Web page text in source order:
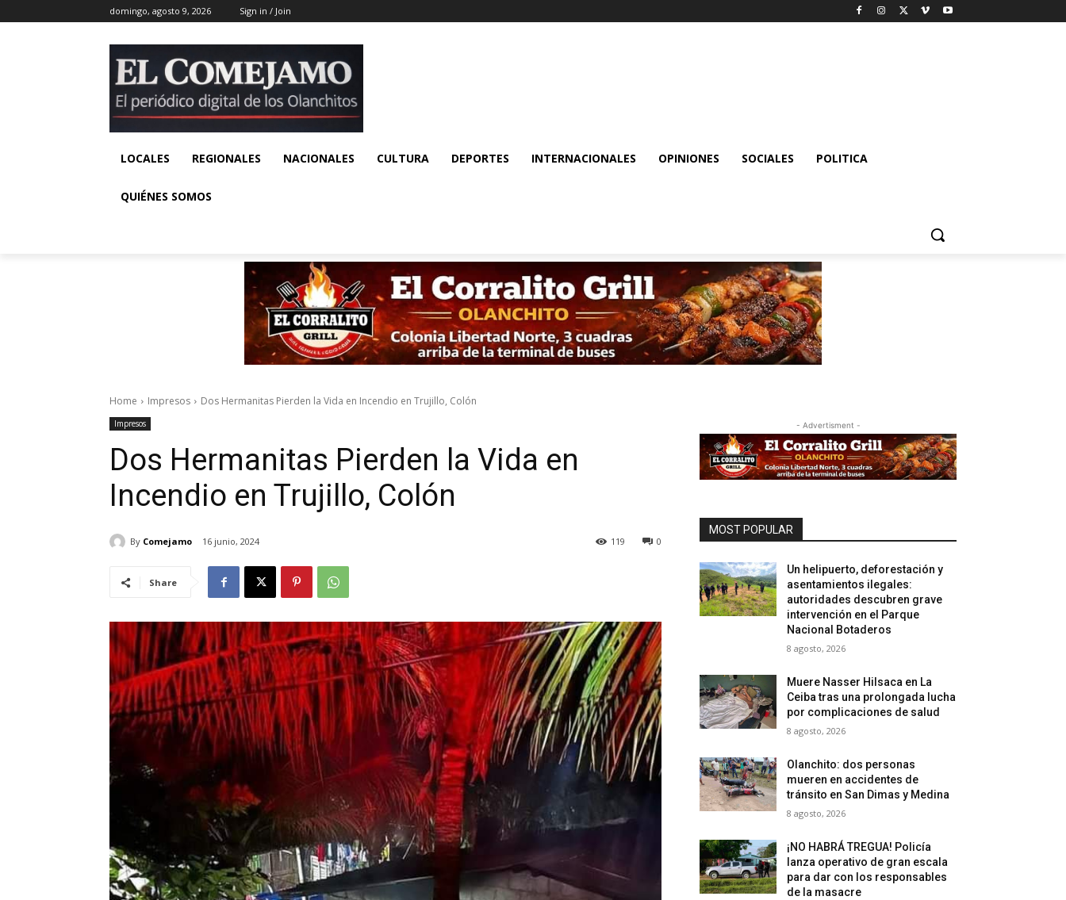
domingo, agosto 9, 2026 Sign in / Join
LOCALES REGIONALES NACIONALES CULTURA DEPORTES INTERNACIONALES OPINIONES SOCIALES POLITICA
QUIÉNES SOMOS
Home Impresos Dos Hermanitas Pierden la Vida en Incendio en Trujillo, Colón
Impresos
Dos Hermanitas Pierden la Vida en
Incendio en Trujillo, Colón
By Comejamo 16 junio, 2024 0
119
Share
- Advertisment -
MOST POPULAR
Un helipuerto, deforestación y
asentamientos ilegales:
autoridades descubren grave
intervención en el Parque
Nacional Botaderos
8 agosto, 2026
Muere Nasser Hilsaca en La
Ceiba tras una prolongada lucha
por complicaciones de salud
8 agosto, 2026
Olanchito: dos personas
mueren en accidentes de
tránsito en San Dimas y Medina
8 agosto, 2026
¡NO HABRÁ TREGUA! Policía
lanza operativo de gran escala
para dar con los responsables
de la masacre